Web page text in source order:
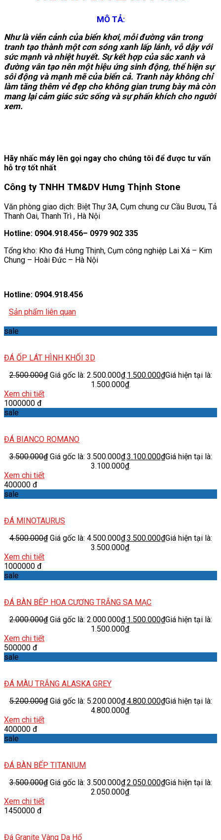
MÔ TẢ:
Như là viễn cảnh của biển khơi, mỗi đường vân trong
tranh tạo thành một cơn sóng xanh lấp lánh, vỗ dậy với
sức mạnh và nhiệt huyết. Sự kết hợp của sắc xanh và
đường vân tạo nên một hiệu ứng sinh động, thể hiện sự
sôi động và mạnh mẽ của biển cả. Tranh này không chỉ
làm tăng thêm vẻ đẹp cho không gian trưng bày mà còn
mang lại cảm giác sức sống và sự phấn khích cho người
xem.
Hãy nhấc máy lên gọi ngay cho chúng tôi để được tư vấn
hỗ trợ tốt nhất
Công ty TNHH TM&DV Hưng Thịnh Stone
Văn phòng giao dịch: Biệt Thự 3A, Cụm chung cư Cầu Bươu, Tả
Thanh Oai, Thanh Trì , Hà Nội
Hotline: 0904.918.456– 0979 902 335
Tổng kho: Kho đá Hưng Thịnh, Cụm công nghiệp Lai Xá – Kim
Chung – Hoài Đức – Hà Nội
Hotline: 0904.918.456
Sản phẩm liên quan
sale
ĐÁ ỐP LÁT HÌNH KHỐI 3D
2.500.000₫ Giá gốc là: 2.500.000₫.1.500.000₫Giá hiện tại là:
1.500.000₫.
Xem chi tiết
1000000 đ
sale
ĐÁ BIANCO ROMANO
3.500.000₫ Giá gốc là: 3.500.000₫.3.100.000₫Giá hiện tại là:
3.100.000₫.
Xem chi tiết
400000 đ
sale
ĐÁ MINOTAURUS
4.500.000₫ Giá gốc là: 4.500.000₫.3.500.000₫Giá hiện tại là:
3.500.000₫.
Xem chi tiết
1000000 đ
sale
ĐÁ BÀN BẾP HOA CƯƠNG TRẮNG SA MẠC
2.000.000₫ Giá gốc là: 2.000.000₫.1.500.000₫Giá hiện tại là:
1.500.000₫.
Xem chi tiết
500000 đ
sale
ĐÁ MÀU TRẮNG ALASKA GREY
5.200.000₫ Giá gốc là: 5.200.000₫.4.800.000₫Giá hiện tại là:
4.800.000₫.
Xem chi tiết
400000 đ
sale
ĐÁ BÀN BẾP TITANIUM
3.500.000₫ Giá gốc là: 3.500.000₫.2.050.000₫Giá hiện tại là:
2.050.000₫.
Xem chi tiết
1450000 đ
Đá Granite Vàng Da Hổ